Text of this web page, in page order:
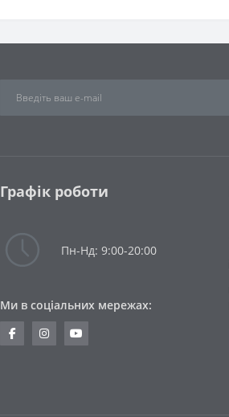
Графік роботи
Пн-Нд: 9:00-20:00
Ми в соціальних мережах: